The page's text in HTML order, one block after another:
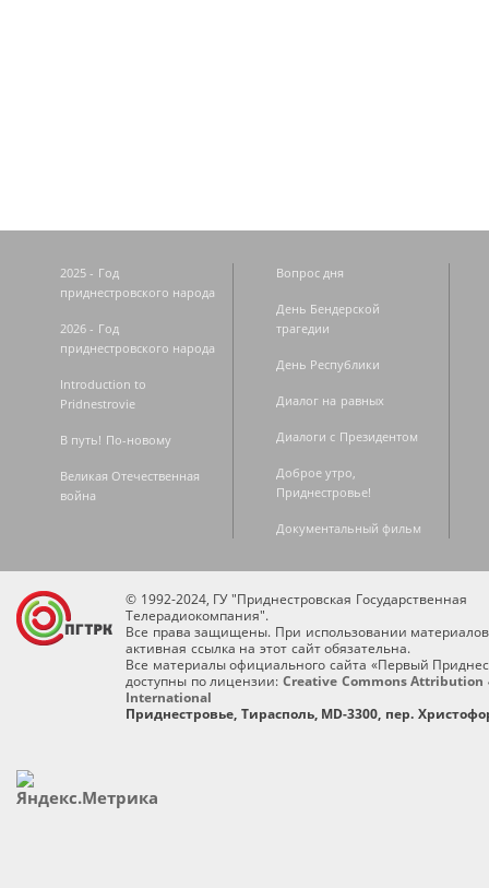
2025 - Год
приднестровского народа
2026 - Год
приднестровского народа
Introduction to
Pridnestrovie
В путь! По-новому
Великая Отечественная
война
Вопрос дня
День Бендерской
трагедии
День Республики
Диалог на равных
Диалоги с Президентом
Доброе утро,
Приднестровье!
Документальный фильм
© 1992-2024, ГУ "Приднестровская Государственная
Телерадиокомпания".
Все права защищены. При использовании
активная ссылка на этот сайт обязательна.
Все материалы официального сайта «Первый
доступны по лицензии: Creative Commons Attribution
International
Приднестровье, Тирасполь, MD-3300, пер.